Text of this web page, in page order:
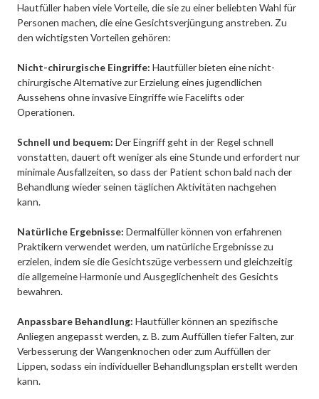
Hautfüller haben viele Vorteile, die sie zu einer beliebten Wahl für
Personen machen, die eine Gesichtsverjüngung anstreben. Zu
den wichtigsten Vorteilen gehören:
Nicht-chirurgische Eingriffe: Hautfüller bieten eine nicht-
chirurgische Alternative zur Erzielung eines jugendlichen
Aussehens ohne invasive Eingriffe wie Facelifts oder
Operationen.
Schnell und bequem: Der Eingriff geht in der Regel schnell
vonstatten, dauert oft weniger als eine Stunde und erfordert nur
minimale Ausfallzeiten, so dass der Patient schon bald nach der
Behandlung wieder seinen täglichen Aktivitäten nachgehen
kann.
Natürliche Ergebnisse: Dermalfüller können von erfahrenen
Praktikern verwendet werden, um natürliche Ergebnisse zu
erzielen, indem sie die Gesichtszüge verbessern und gleichzeitig
die allgemeine Harmonie und Ausgeglichenheit des Gesichts
bewahren.
Anpassbare Behandlung: Hautfüller können an spezifische
Anliegen angepasst werden, z. B. zum Auffüllen tiefer Falten, zur
Verbesserung der Wangenknochen oder zum Auffüllen der
Lippen, sodass ein individueller Behandlungsplan erstellt werden
kann.